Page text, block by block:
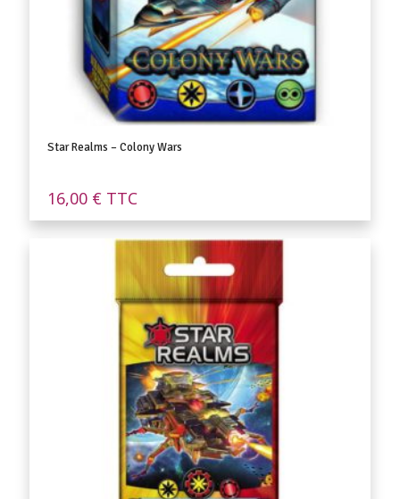
Star Realms – Colony Wars
16,00 € TTC